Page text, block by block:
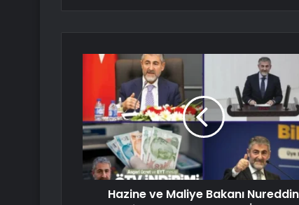
Hazine ve Maliye Bakanı Nureddin